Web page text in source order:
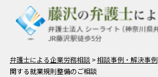
弁護士による企業労務相談 >相談事例・解決事例
関する就業規則整備のご相談